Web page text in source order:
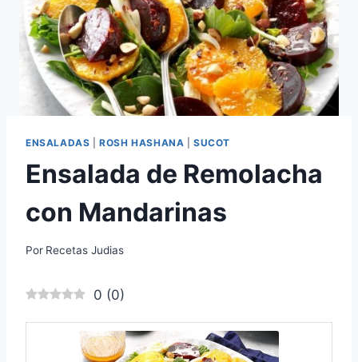
ENSALADAS |ROSH HASHANA |SUCOT
Ensalada de Remolacha
con Mandarinas
Por Recetas Judias
0 (0)